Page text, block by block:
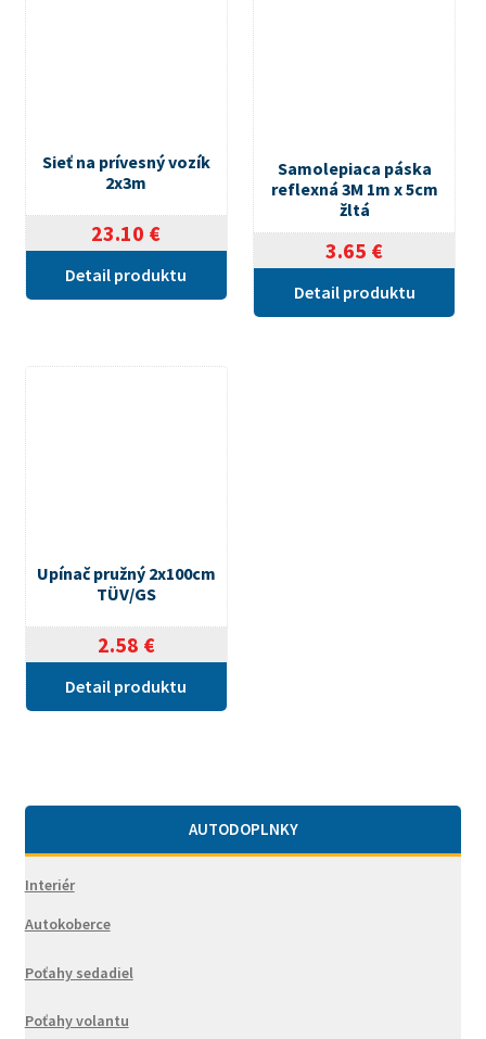
Sieť na prívesný vozík
2x3m
23.10 €
Detail produktu
Samolepiaca páska
reflexná 3M 1m x 5cm
žltá
3.65 €
Detail produktu
Upínač pružný 2x100cm
TÜV/GS
2.58 €
Detail produktu
AUTODOPLNKY
Interiér
Autokoberce
Poťahy sedadiel
Poťahy volantu